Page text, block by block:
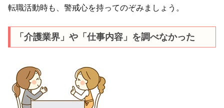
転職活動時も、警戒心を持ってのぞみましょう。
「介護業界」や「仕事内容」を調べなかった